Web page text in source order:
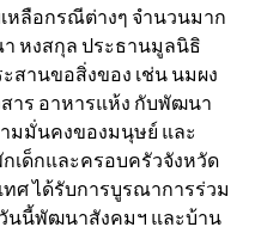
หลือกรณีต่างๆ จำนวนมาก
หงสกุล ประธานมูลนิธิ
สานขอสิ่งของ เช่น นมผง
าร อาหารแห้ง กับพัฒนา
มมั่นคงของมนุษย์ และ
เด็กและครอบครัวจังหวัด
ทศ ได้รับการบูรณาการร่วม
วันนี้พัฒนาสังคมฯ และบ้าน